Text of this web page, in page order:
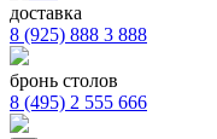
доставка
8 (925) 888 3 888
бронь столов
8 (495) 2 555 666